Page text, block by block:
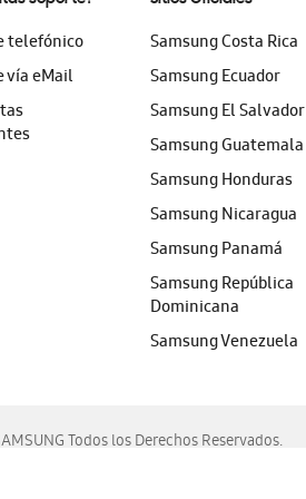
telefónico
vía eMail
Samsung Costa Rica
Samsung Ecuador
Samsung El Salvador
Samsung Guatemala
Samsung Honduras
Samsung Nicaragua
Samsung Panamá
Samsung República
Dominicana
Samsung Venezuela
Todos los Derechos Reservados.